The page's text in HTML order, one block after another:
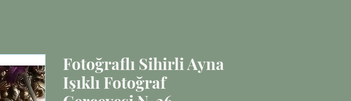
Fotoğraflı Sihirli Ayna
Işıklı Fotoğraf